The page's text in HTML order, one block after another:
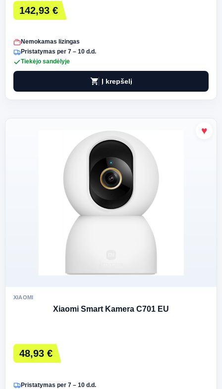
142,93 €
Nemokamas lizingas
Pristatymas per 7 – 10 d.d.
Tiekėjo sandėlyje
shopping_cart Į krepšelį
XIAOMI
Xiaomi Smart Kamera C701 EU
48,93 €
Pristatymas per 7 – 10 d.d.